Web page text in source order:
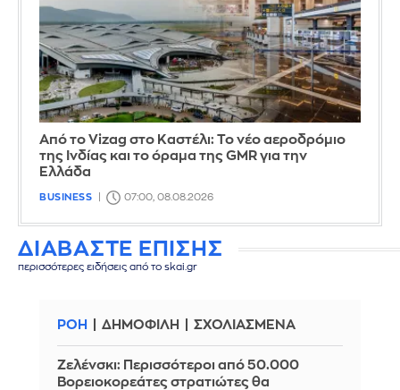
Από το Vizag στο Καστέλι: Το νέο αεροδρόμιο
της Ινδίας και το όραμα της GMR για την
Ελλάδα
BUSINESS 07:00, 08.08.2026
ΔΙΑΒΑΣΤΕ ΕΠΙΣΗΣ
περισσότερες ειδήσεις από το skai.gr
ΡΟΗ ΔΗΜΟΦΙΛΗ ΣΧΟΛΙΑΣΜΕΝΑ
Ζελένσκι: Περισσότεροι από 50.000
Βορειοκορεάτες στρατιώτες θα